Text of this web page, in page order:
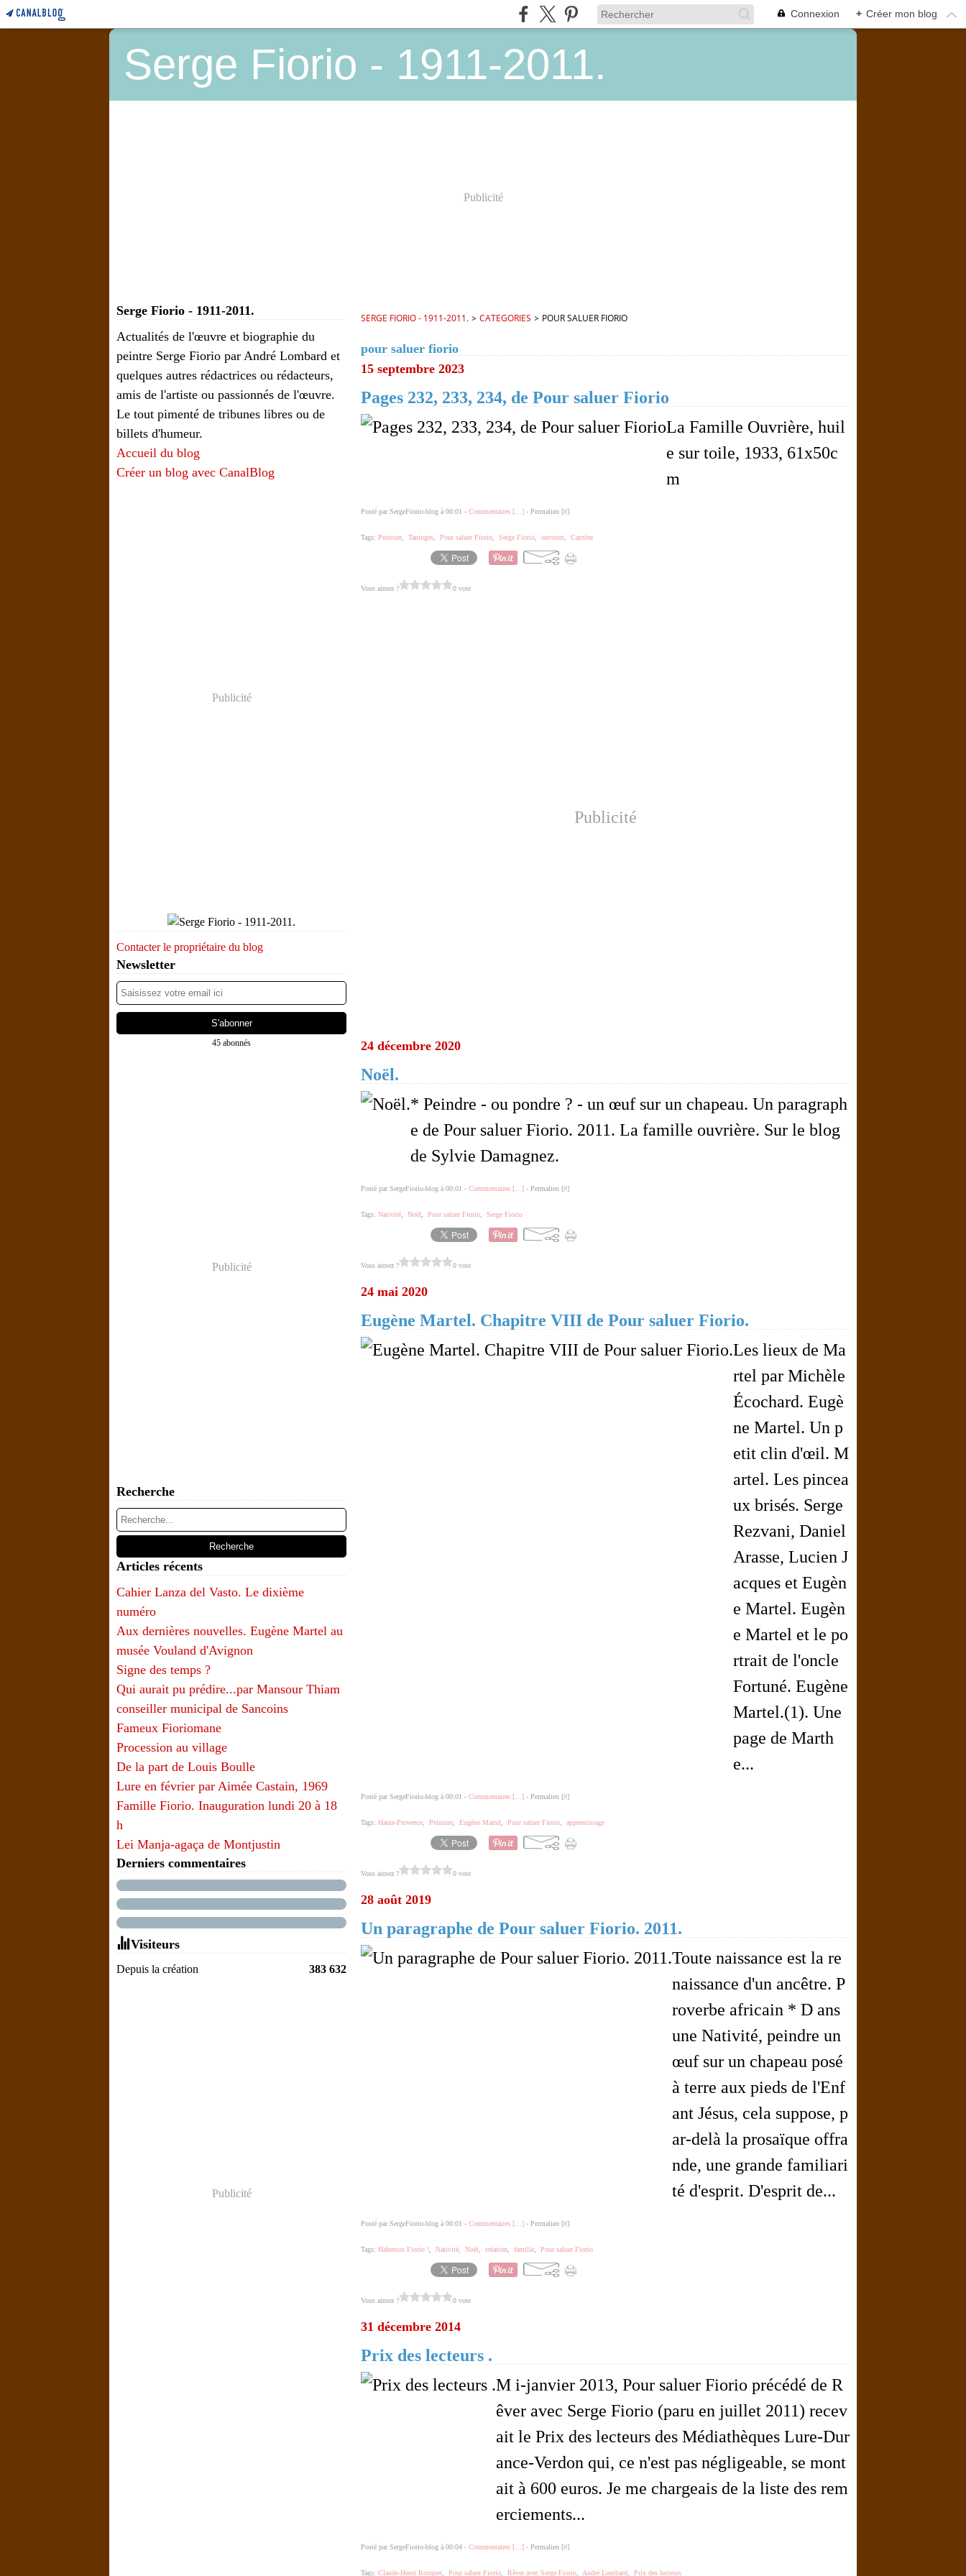
Connexion + Créer mon blog
Serge Fiorio - 1911-2011.
Publicité
Serge Fiorio - 1911-2011.
Actualités de l'œuvre et biographie du
peintre Serge Fiorio par André Lombard et
quelques autres rédactrices ou rédacteurs,
amis de l'artiste ou passionnés de l'œuvre.
Le tout pimenté de tribunes libres ou de
billets d'humeur.
Accueil du blog
Créer un blog avec CanalBlog
Publicité
Contacter le propriétaire du blog
Newsletter
45 abonnés
Publicité
Recherche
Articles récents
Cahier Lanza del Vasto. Le dixième
numéro
Aux dernières nouvelles. Eugène Martel au
musée Vouland d'Avignon
Signe des temps ?
Qui aurait pu prédire...par Mansour Thiam
conseiller municipal de Sancoins
Fameux Fioriomane
Procession au village
De la part de Louis Boulle
Lure en février par Aimée Castain, 1969
Famille Fiorio. Inauguration lundi 20 à 18
h
Lei Manja-agaça de Montjustin
Derniers commentaires
Visiteurs
Depuis la création 383 632
Publicité
SERGE FIORIO - 1911-2011. > CATEGORIES > POUR SALUER FIORIO
pour saluer fiorio
15 septembre 2023
Pages 232, 233, 234, de Pour saluer Fiorio
La Famille Ouvrière, huil
e sur toile, 1933, 61x50c
m
Posté par SergeFiorio-blog à 00:01 - Commentaires [ ] - Permalien [#]
Tags: Peinture Taninges Pour saluer Fiorio Serge Fiorio ouvriers Carrière
Vous aimez ? 0 vote
Publicité
24 décembre 2020
Noël.
* Peindre - ou pondre ? - un œuf sur un chapeau. Un paragraph
e de Pour saluer Fiorio. 2011. La famille ouvrière. Sur le blog
de Sylvie Damagnez.
Posté par SergeFiorio-blog à 00:01 - Commentaires [ ] - Permalien [#]
Tags: Nativité Noël Pour saluer Fiorio Serge Fiorio
Vous aimez ? 0 vote
24 mai 2020
Eugène Martel. Chapitre VIII de Pour saluer Fiorio.
Les lieux de Ma
rtel par Michèle
Écochard. Eugè
ne Martel. Un p
etit clin d'œil. M
artel. Les pincea
ux brisés. Serge
Rezvani, Daniel
Arasse, Lucien J
acques et Eugèn
e Martel. Eugèn
e Martel et le po
rtrait de l'oncle
Fortuné. Eugène
Martel.(1). Une
page de Marth
e...
Posté par SergeFiorio-blog à 00:01 - Commentaires [ ] - Permalien [#]
Tags: Haute-Provence Peinture Eugène Martel Pour saluer Fiorio apprentissage
Vous aimez ? 0 vote
28 août 2019
Un paragraphe de Pour saluer Fiorio. 2011.
Toute naissance est la re
naissance d'un ancêtre. P
roverbe africain * D ans
une Nativité, peindre un
œuf sur un chapeau posé
à terre aux pieds de l'Enf
ant Jésus, cela suppose, p
ar-delà la prosaïque offra
nde, une grande familiari
té d'esprit. D'esprit de...
Posté par SergeFiorio-blog à 00:01 - Commentaires [ ] - Permalien [#]
Tags: Habemus Fiorio ! Nativité Noël création famille Pour saluer Fiorio
Vous aimez ? 0 vote
31 décembre 2014
Prix des lecteurs .
M i-janvier 2013, Pour saluer Fiorio précédé de R
êver avec Serge Fiorio (paru en juillet 2011) recev
ait le Prix des lecteurs des Médiathèques Lure-Dur
ance-Verdon qui, ce n'est pas négligeable, se mont
ait à 600 euros. Je me chargeais de la liste des rem
erciements...
Posté par SergeFiorio-blog à 00:04 - Commentaires [ ] - Permalien [#]
Tags: Claude-Henri Rocquet Pour saluer Fiorio Rêver avec Serge Fiorio André Lombard Prix des lecteurs